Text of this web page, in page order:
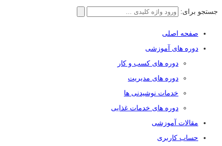
جستجو برای:
صفحه اصلی
دوره های آموزشی
دوره های کسب و کار
دوره های مدیریت
خدمات نوشیدنی ها
دوره های خدمات غذایی
مقالات آموزشی
حساب کاربری